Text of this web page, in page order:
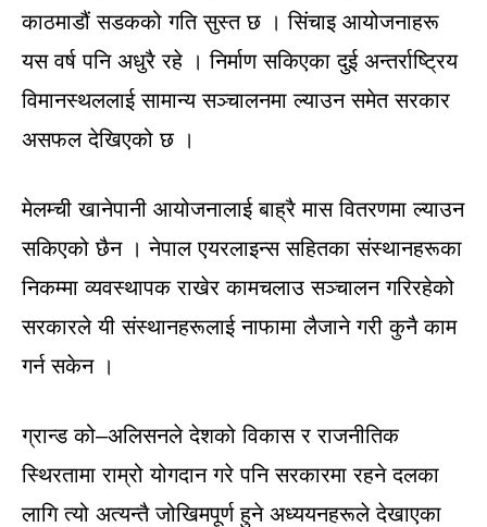
काठमाडौं सडकको गति सुस्त छ । सिंचाइ आयोजनाहरू
यस वर्ष पनि अधुरै रहे । निर्माण सकिएका दुई अन्तर्राष्ट्रिय
विमानस्थललाई सामान्य सञ्चालनमा ल्याउन समेत सरकार
असफल देखिएको छ ।
मेलम्ची खानेपानी आयोजनालाई बाह्रै मास वितरणमा ल्याउन
सकिएको छैन । नेपाल एयरलाइन्स सहितका संस्थानहरूका
निकम्मा व्यवस्थापक राखेर कामचलाउ सञ्चालन गरिरहेको
सरकारले यी संस्थानहरूलाई नाफामा लैजाने गरी कुनै काम
गर्न सकेन ।
ग्रान्ड को–अलिसनले देशको विकास र राजनीतिक
स्थिरतामा राम्रो योगदान गरे पनि सरकारमा रहने दलका
लागि त्यो अत्यन्तै जोखिमपूर्ण हुने अध्ययनहरूले देखाएका